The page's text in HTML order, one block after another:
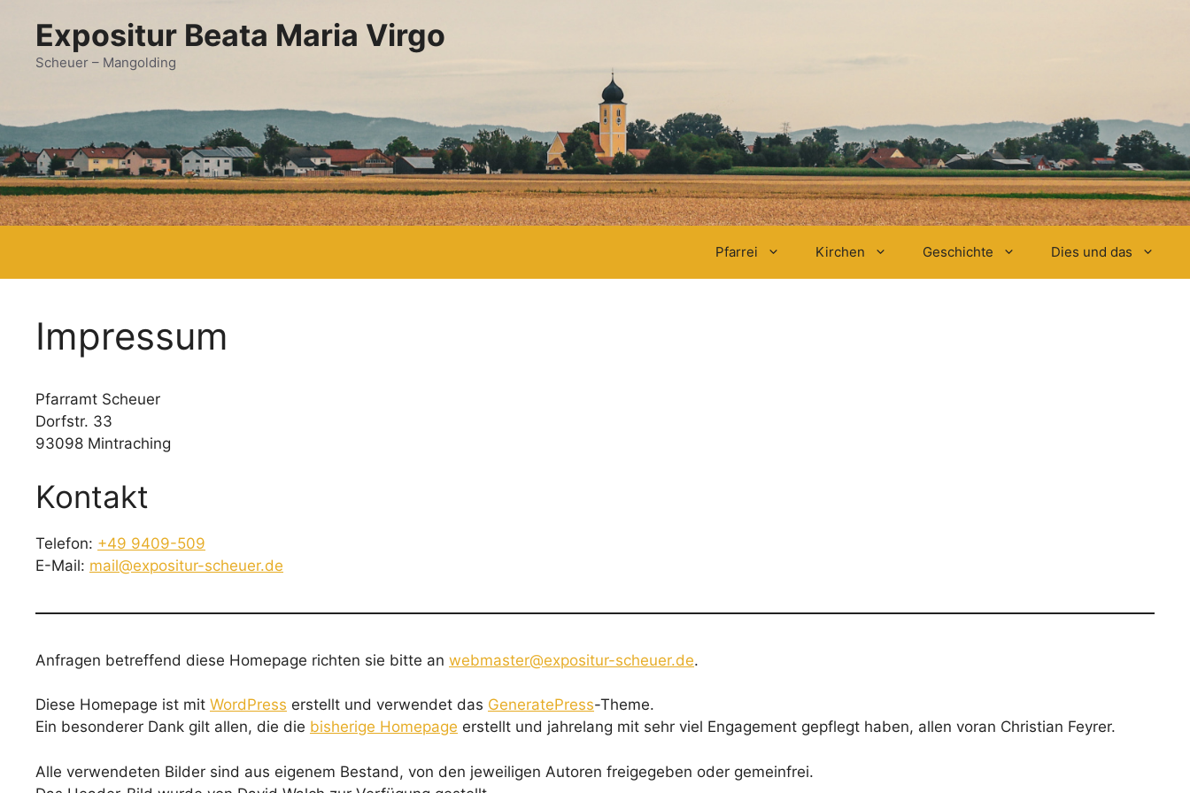
springen
Expositur Beata Maria Virgo
Scheuer – Mangolding
Pfarrei Kirchen Geschichte Dies und das
Impressum
Pfarramt Scheuer
Dorfstr. 33
93098 Mintraching
Kontakt
Telefon: +49 9409-509
E-Mail: mail@expositur-scheuer.de
Anfragen betreffend diese Homepage richten sie bitte an webmaster@expositur-scheuer.de.
Diese Homepage ist mit WordPress erstellt und verwendet das GeneratePress-Theme.
Ein besonderer Dank gilt allen, die die bisherige Homepage erstellt und jahrelang mit sehr viel Engagement gepflegt haben, allen voran Christian Feyrer.
Alle verwendeten Bilder sind aus eigenem Bestand, von den jeweiligen Autoren freigegeben oder gemeinfrei.